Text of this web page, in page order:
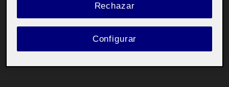
los conceptos que me han parecido más relevantes
sobre cada tema en sendos diagramas.
Con esa información he realizado varios bocetos y me
Rechazar
Configurar